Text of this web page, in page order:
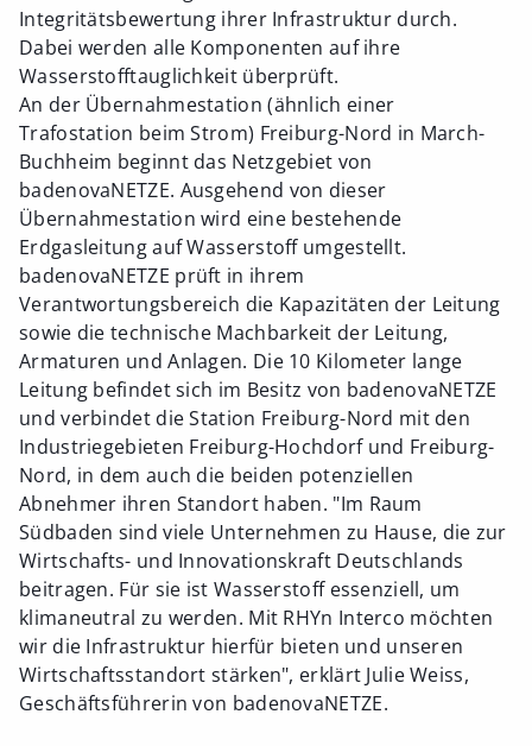
Integritätsbewertung ihrer Infrastruktur durch.
Dabei werden alle Komponenten auf ihre
Wasserstofftauglichkeit überprüft.
An der Übernahmestation (ähnlich einer
Trafostation beim Strom) Freiburg-Nord in March-
Buchheim beginnt das Netzgebiet von
badenovaNETZE. Ausgehend von dieser
Übernahmestation wird eine bestehende
Erdgasleitung auf Wasserstoff umgestellt.
badenovaNETZE prüft in ihrem
Verantwortungsbereich die Kapazitäten der Leitung
sowie die technische Machbarkeit der Leitung,
Armaturen und Anlagen. Die 10 Kilometer lange
Leitung befindet sich im Besitz von badenovaNETZE
und verbindet die Station Freiburg-Nord mit den
Industriegebieten Freiburg-Hochdorf und Freiburg-
Nord, in dem auch die beiden potenziellen
Abnehmer ihren Standort haben. "Im Raum
Südbaden sind viele Unternehmen zu Hause, die zur
Wirtschafts- und Innovationskraft Deutschlands
beitragen. Für sie ist Wasserstoff essenziell, um
klimaneutral zu werden. Mit RHYn Interco möchten
wir die Infrastruktur hierfür bieten und unseren
Wirtschaftsstandort stärken", erklärt Julie Weiss,
Geschäftsführerin von badenovaNETZE.